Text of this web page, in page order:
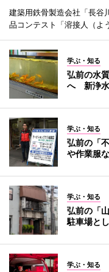
建築用鉄骨製造会社「長谷
品コンテスト「溶接人（よ
学ぶ・知る
弘前の水
へ 新浄水
学ぶ・知る
弘前の「
や作業服
学ぶ・知る
弘前の「
駐車場と
学ぶ・知る